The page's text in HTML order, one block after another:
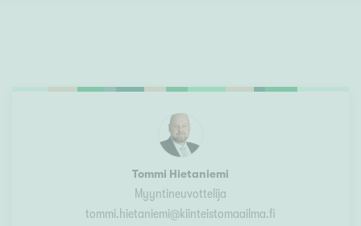
Tommi Hietaniemi
Myyntineuvottelija
tommi.hietaniemi@kiinteistomaailma.fi